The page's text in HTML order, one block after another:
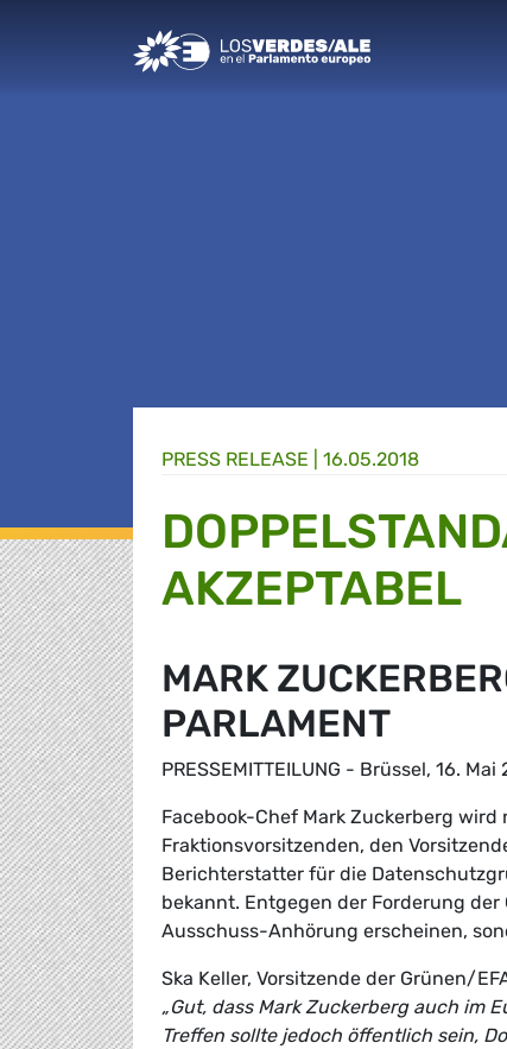
Greens/EFA Home
PRESS RELEASE | 16.05.2018
AKZEPTABEL
MARK
PARLAMENT
PRESSEMITTEILUNG - Brüssel, 16. Mai
Facebook-Chef Mark Zuckerberg
Fraktionsvorsitzenden, den
Berichterstatter für die
bekannt. Entgegen der Forderung
Ausschuss-Anhörung erscheinen,
Ska Keller, Vorsitzende der Grünen/
„Gut, dass Mark Zuckerberg auch im
Treffen sollte jedoch öffentlich sein,